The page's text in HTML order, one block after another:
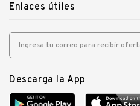
Enlaces útiles
Descarga la App